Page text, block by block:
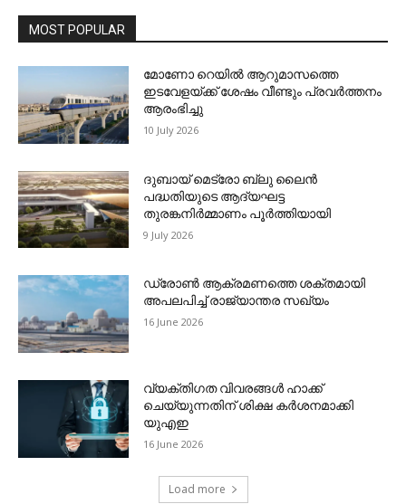
MOST POPULAR
മോണോ റെയില്‍ ആറുമാസത്തെ
ഇടവേളയ്ക്ക് ശേഷം വീണ്ടും പ്രവര്‍ത്തനം
ആരംഭിച്ചു
10 July 2026
ദുബായ് മെട്രോ ബ്ലു ലൈന്‍
പദ്ധതിയുടെ ആദ്യഘട്ട
തുരങ്കനിര്‍മ്മാണം പൂര്‍ത്തിയായി
9 July 2026
ഡ്രോണ്‍ ആക്രമണത്തെ ശക്തമായി
അപലപിച്ച് രാജ്യാന്തര സഖ്യം
16 June 2026
വ്യക്തിഗത വിവരങ്ങള്‍ ഹാക്ക്
ചെയ്യുന്നതിന് ശിക്ഷ കര്‍ശനമാക്കി
യുഎഇ
16 June 2026
Load more